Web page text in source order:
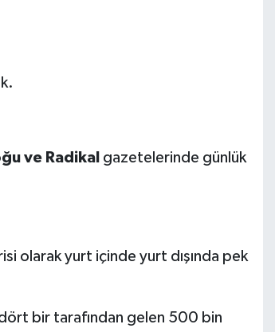
ve Radikal gazetelerinde günlük
olarak yurt içinde yurt dışında pek
bir tarafından gelen 500 bin